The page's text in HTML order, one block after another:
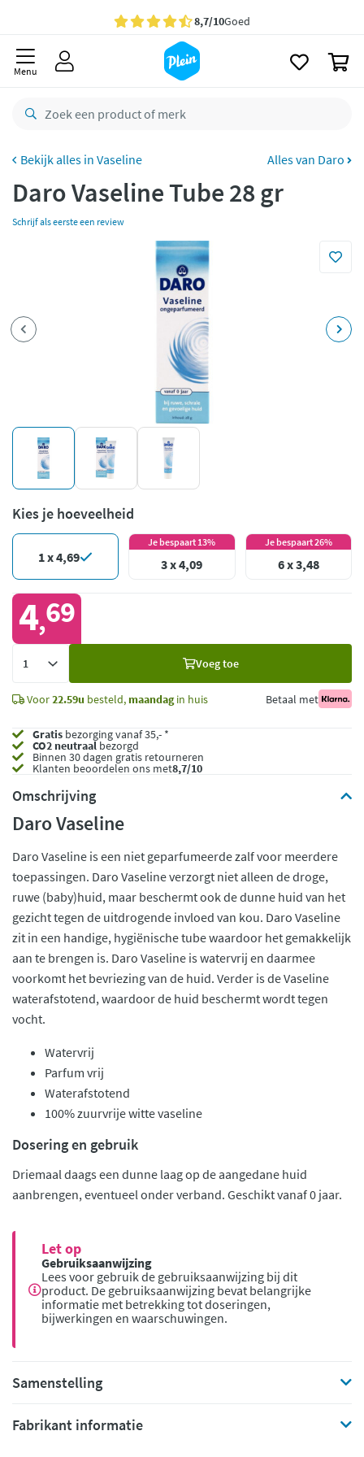
Gratisbezorging vanaf 35,- *
besteld,maandag
retourneren
Betaal met Klarna
Menu
Vaseline Alles van Daro
Daro Vaseline Tube 28 gr
Schrijf als eerste een review
Kies je hoeveelheid
1 x 4,69
Je bespaart 13%
3 x 4,09
Je bespaart 26%
6 x 3,48
4,69
Voeg toe
Voor22.59u besteld, maandagin huis Betaal met
Gratis bezorging vanaf 35,- *
CO2 neutraalbezorgd
Binnen 30 dagen gratis retourneren
Klanten beoordelen ons met8,7/10
Omschrijving
Daro Vaseline
Daro Vaseline is een niet geparfumeerde zalf voor meerdere
toepassingen. Daro Vaseline verzorgt niet alleen de droge,
ruwe (baby)huid, maar beschermt ook de dunne huid van het
gezicht tegen de uitdrogende invloed van kou. Daro Vaseline
zit in een handige, hygiënische tube waardoor het gemakkelijk
aan te brengen is. Daro Vaseline is watervrij en daarmee
voorkomt het bevriezing van de huid. Verder is de Vaseline
waterafstotend, waardoor de huid beschermt wordt tegen
vocht.
Watervrij
Parfum vrij
Waterafstotend
100% zuurvrije witte vaseline
Dosering en gebruik
Driemaal daags een dunne laag op de aangedane huid
aanbrengen, eventueel onder verband. Geschikt vanaf 0 jaar.
Let op
Gebruiksaanwijzing
Lees voor gebruik de gebruiksaanwijzing bij dit
product. De gebruiksaanwijzing bevat belangrijke
informatie met betrekking tot doseringen,
bijwerkingen en waarschuwingen.
Samenstelling
Fabrikant informatie